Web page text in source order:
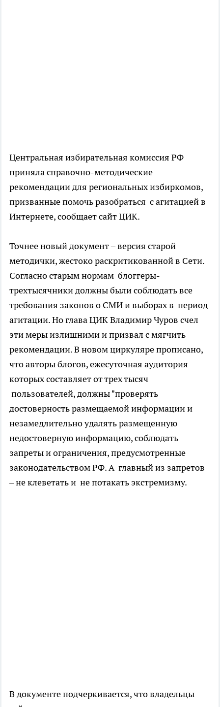
Центральная избирательная комиссия РФ
приняла справочно-методические
рекомендации для региональных избиркомов,
призванные помочь разобраться с агитацией в
Интернете, сообщает сайт ЦИК.
Точнее новый документ – версия старой
методички, жестоко раскритикованной в Сети.
Согласно старым нормам блоггеры-
трехтысячники должны были соблюдать все
требования законов о СМИ и выборах в период
агитации. Но глава ЦИК Владимир Чуров счел
эти меры излишними и призвал с мягчить
рекомендации. В новом циркуляре прописано,
что авторы блогов, ежесуточная аудитория
которых составляет от трех тысяч
пользователей, должны "проверять
достоверность размещаемой информации и
незамедлительно удалять размещенную
недостоверную информацию, соблюдать
запреты и ограничения, предусмотренные
законодательством РФ. А главный из запретов
– не клеветать и не потакать экстремизму.
В документе подчеркивается, что владельцы